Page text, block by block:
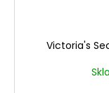
Victoria's